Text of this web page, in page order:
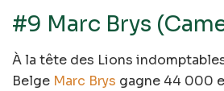
#9 Marc Brys
À la tête des Lions
Belge Marc Brys gagne 44 000